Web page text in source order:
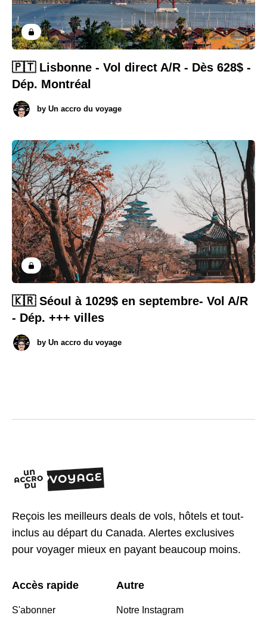
🇵🇹 Lisbonne - Vol direct A/R - Dès 628$ -
Dép. Montréal
by Un accro du voyage
🇰🇷 Séoul à 1029$ en septembre- Vol A/R
- Dép. +++ villes
by Un accro du voyage
Reçois les meilleurs deals de vols, hôtels et tout-
inclus au départ du Canada. Alertes exclusives
pour voyager mieux en payant beaucoup moins.
Accès rapide
S'abonner
Autre
Notre Instagram